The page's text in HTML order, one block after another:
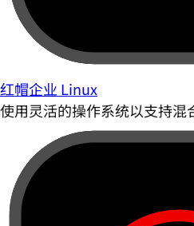
红帽企业 Linux
使用灵活的操作系统以支持混